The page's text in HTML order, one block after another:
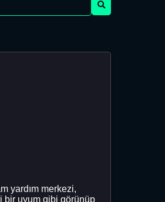
yardım merkezi,
bir uyum gibi görünüp